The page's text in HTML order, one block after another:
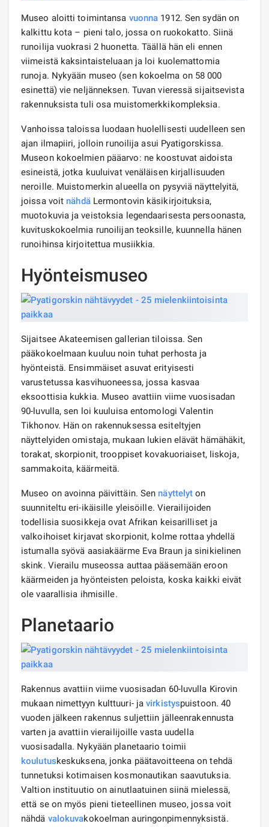
Museo aloitti toimintansa vuonna 1912. Sen sydän on
kalkittu kota – pieni talo, jossa on ruokokatto. Siinä
runoilija vuokrasi 2 huonetta. Täällä hän eli ennen
viimeistä kaksintaisteluaan ja loi kuolemattomia
runoja. Nykyään museo (sen kokoelma on 58 000
esinettä) vie neljänneksen. Tuvan vieressä sijaitsevista
rakennuksista tuli osa muistomerkkikompleksia.
Vanhoissa taloissa luodaan huolellisesti uudelleen sen
ajan ilmapiiri, jolloin runoilija asui Pyatigorskissa.
Museon kokoelmien pääarvo: ne koostuvat aidoista
esineistä, jotka kuuluivat venäläisen kirjallisuuden
neroille. Muistomerkin alueella on pysyviä näyttelyitä,
joissa voit nähdäLermontovin käsikirjoituksia,
muotokuvia ja veistoksia legendaarisesta persoonasta,
kuvituskokoelmia runoilijan teoksille, kuunnella hänen
runoihinsa kirjoitettua musiikkia.
Hyönteismuseo
Sijaitsee Akateemisen gallerian tiloissa. Sen
pääkokoelmaan kuuluu noin tuhat perhosta ja
hyönteistä. Ensimmäiset asuvat erityisesti
varustetussa kasvihuoneessa, jossa kasvaa
eksoottisia kukkia. Museo avattiin viime vuosisadan
90-luvulla, sen loi kuuluisa entomologi Valentin
Tikhonov. Hän on rakennuksessa esiteltyjen
näyttelyiden omistaja, mukaan lukien elävät hämähäkit,
torakat, skorpionit, trooppiset kovakuoriaiset, liskoja,
sammakoita, käärmeitä.
Museo on avoinna päivittäin. Sen näyttelyt on
suunniteltu eri-ikäisille yleisöille. Vierailijoiden
todellisia suosikkeja ovat Afrikan keisarilliset ja
valkoihoiset kirjavat skorpionit, kolme rottaa yhdellä
istumalla syövä aasiakäärme Eva Braun ja sinikielinen
skink. Vierailu museossa auttaa pääsemään eroon
käärmeiden ja hyönteisten peloista, koska kaikki eivät
ole vaarallisia ihmisille.
Planetaario
Rakennus avattiin viime vuosisadan 60-luvulla Kirovin
mukaan nimettyyn kulttuuri- javirkistyspuistoon. 40
vuoden jälkeen rakennus suljettiin jälleenrakennusta
varten ja avattiin vierailijoille vasta uudella
vuosisadalla. Nykyään planetaario toimii
koulutuskeskuksena, jonka päätavoitteena on tehdä
tunnetuksi kotimaisen kosmonautikan saavutuksia.
Valtion instituutio on ainutlaatuinen siinä mielessä,
että se on myös pieni tieteellinen museo, jossa voit
nähdä valokuvakokoelman auringonpimennyksistä.